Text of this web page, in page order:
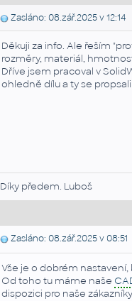
Zasláno: 08.zář.2025 v 12:14
Děkuji za info. Ale řeším
rozměry, materiál,
Dříve jsem pracoval v
ohledně dílu a ty se
Díky předem. Luboš
Zasláno: 08.zář.2025 v 08:51
Vše je o dobrém nastavení,
Od toho tu máme naše
dispozici pro naše